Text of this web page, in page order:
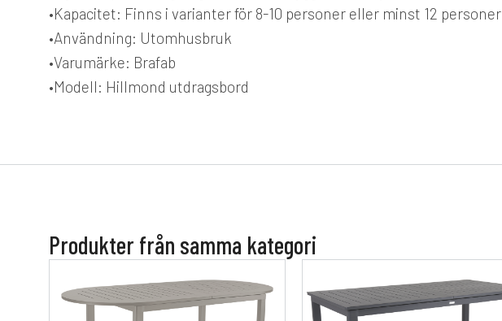
•Kapacitet: Finns i varianter för 8-10 personer eller minst 12 personer
•Användning: Utomhusbruk
•Varumärke: Brafab
•Modell: Hillmond utdragsbord
Produkter från samma kategori